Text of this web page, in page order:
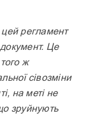
цей регламент
Це
ж
сівозміни
на меті не
зруйнують